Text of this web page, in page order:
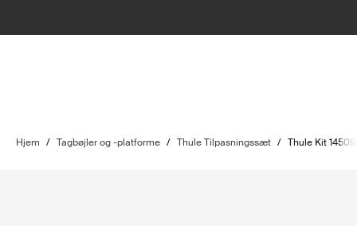
Hjem / Tagbøjler og -platforme / Thule Tilpasningssæt / Thule Kit